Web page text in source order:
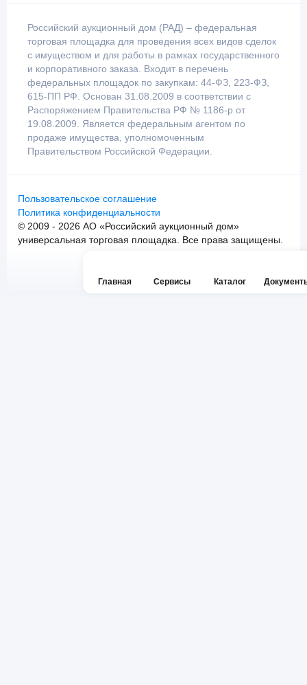
Главная Сервисы Каталог
Российский аукционный дом (РАД) – федеральная
торговая площадка для проведения всех видов сделок
с имуществом и для работы в рамках государственного
и корпоративного заказа. Входит в перечень
федеральных площадок по закупкам: 44-ФЗ, 223-ФЗ,
615-ПП РФ. Основан 31.08.2009 в соответствии с
Распоряжением Правительства РФ № 1186-р от
19.08.2009. Является федеральным агентом по
продаже имущества, уполномоченным
Правительством Российской Федерации.
Пользовательское соглашение
Политика конфиденциальности
© 2009 - 2026 АО «Российский аукционный дом»
универсальная торговая площадка. Все права защищены.